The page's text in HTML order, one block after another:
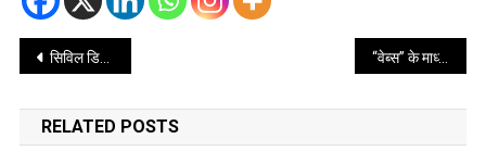
Post
navigation
सिविल डिफेंस के प्रशिक्षण के लिए भी मिली धनराशि “वेब्स” के माध्यम से युवाओं को मिलेगा मीडिया और मनोरंजन क्षेत्र में नए अवसर – प्रो. सुभाष गुप्ता
RELATED POSTS